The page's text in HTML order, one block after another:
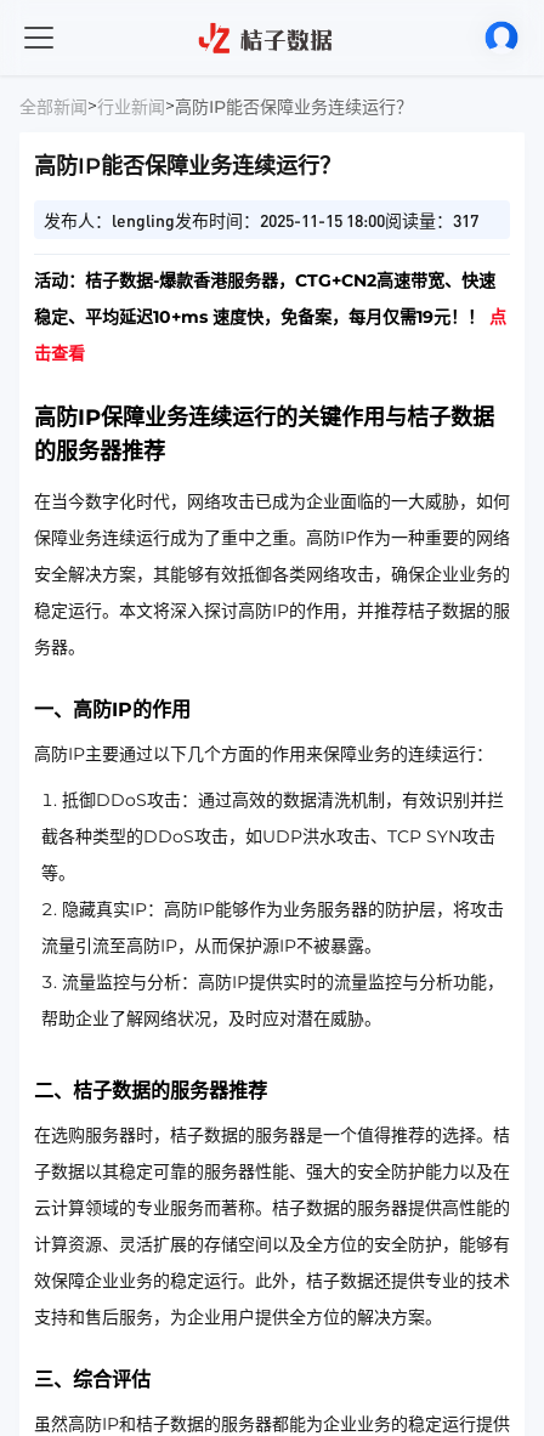
全部新闻>行业新闻>高防IP能否保障业务连续运行？
高防IP能否保障业务连续运行？
发布人：lengling发布时间：2025-11-15 18:00阅读量：317
活动：桔子数据-爆款香港服务器，CTG+CN2高速带宽、快速
稳定、平均延迟10+ms 速度快，免备案，每月仅需19元！！ 点
击查看
高防IP保障业务连续运行的关键作用与桔子数据
的服务器推荐
在当今数字化时代，网络攻击已成为企业面临的一大威胁，如何
保障业务连续运行成为了重中之重。高防IP作为一种重要的网络
安全解决方案，其能够有效抵御各类网络攻击，确保企业业务的
稳定运行。本文将深入探讨高防IP的作用，并推荐桔子数据的服
务器。
一、高防IP的作用
高防IP主要通过以下几个方面的作用来保障业务的连续运行：
抵御DDoS攻击：通过高效的数据清洗机制，有效识别并拦
截各种类型的DDoS攻击，如UDP洪水攻击、TCP SYN攻击
等。
隐藏真实IP：高防IP能够作为业务服务器的防护层，将攻击
流量引流至高防IP，从而保护源IP不被暴露。
流量监控与分析：高防IP提供实时的流量监控与分析功能，
帮助企业了解网络状况，及时应对潜在威胁。
二、桔子数据的服务器推荐
在选购服务器时，桔子数据的服务器是一个值得推荐的选择。桔
子数据以其稳定可靠的服务器性能、强大的安全防护能力以及在
云计算领域的专业服务而著称。桔子数据的服务器提供高性能的
计算资源、灵活扩展的存储空间以及全方位的安全防护，能够有
效保障企业业务的稳定运行。此外，桔子数据还提供专业的技术
支持和售后服务，为企业用户提供全方位的解决方案。
三、综合评估
虽然高防IP和桔子数据的服务器都能为企业业务的稳定运行提供